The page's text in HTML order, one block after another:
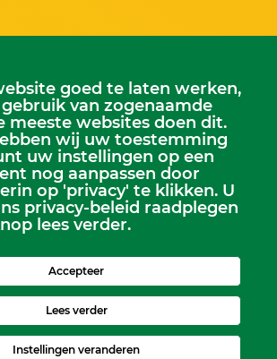
goed te laten werken,
van zogenaamde
meeste websites doen dit.
wij uw toestemming
uw instellingen op een
nog aanpassen door
op 'privacy' te klikken. U
privacy-beleid raadplegen
lees verder.
Accepteer
Lees verder
Instellingen veranderen